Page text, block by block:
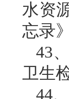
水资
忘录》
43
卫生
44